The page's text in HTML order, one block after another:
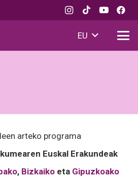
EU
arteko programa
Euskal Erakundeak
, BizkaikoetaGipuzkoako